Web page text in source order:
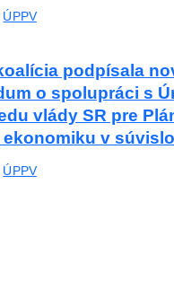
ÚPPV
podpísala
o spolupráci s
vlády SR pre
v
ÚPPV